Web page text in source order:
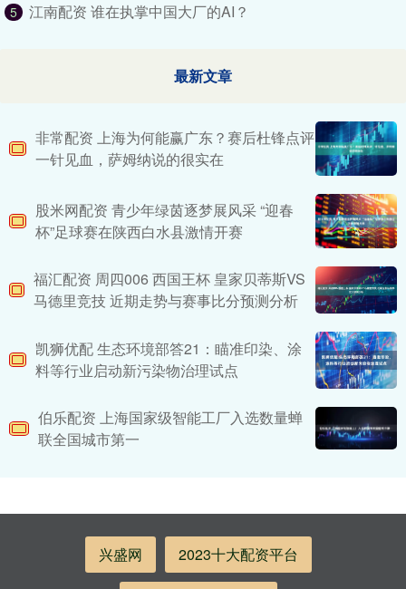
5 江南配资 谁在执掌中国大厂的AI？
最新文章
非常配资 上海为何能赢广东？赛后杜锋点评
一针见血，萨姆纳说的很实在
股米网配资 青少年绿茵逐梦展风采 “迎春
杯”足球赛在陕西白水县激情开赛
福汇配资 周四006 西国王杯 皇家贝蒂斯VS
马德里竞技 近期走势与赛事比分预测分析
凯狮优配 生态环境部答21：瞄准印染、涂
料等行业启动新污染物治理试点
伯乐配资 上海国家级智能工厂入选数量蝉
联全国城市第一
兴盛网 2023十大配资平台